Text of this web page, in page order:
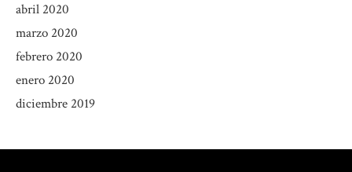
abril 2020
marzo 2020
febrero 2020
enero 2020
diciembre 2019